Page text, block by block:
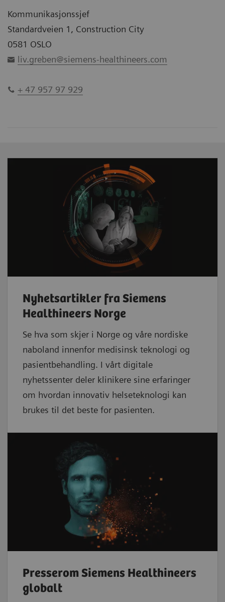
Kommunikasjonssjef
Standardveien 1, Construction City
0581 OSLO
liv.greben@siemens-healthineers.com
+ 47 957 97 929
Nyhetsartikler fra Siemens
Healthineers Norge
Se hva som skjer i Norge og våre nordiske
naboland innenfor medisinsk teknologi og
pasientbehandling. I vårt digitale
nyhetssenter deler klinikere sine erfaringer
om hvordan innovativ helseteknologi kan
brukes til det beste for pasienten.
Presserom Siemens Healthineers
globalt